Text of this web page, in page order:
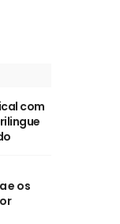
com
e os